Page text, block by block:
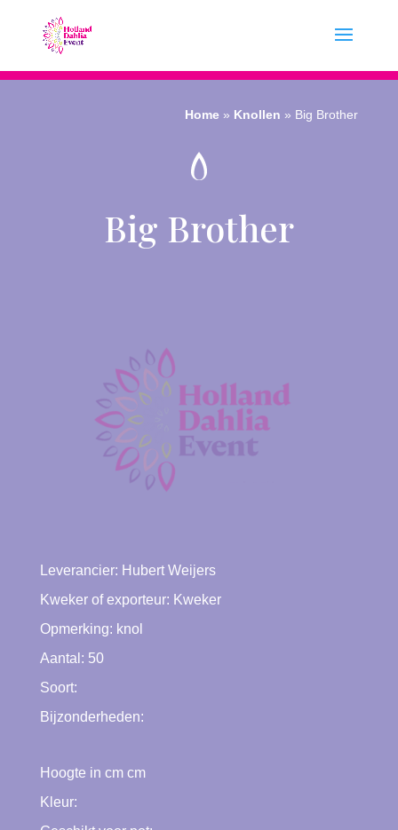
Home » Knollen » Big Brother
Big Brother
Leverancier: Hubert Weijers
Kweker of exporteur: Kweker
Opmerking: knol
Aantal: 50
Soort:
Bijzonderheden:
Hoogte in cm cm
Kleur: